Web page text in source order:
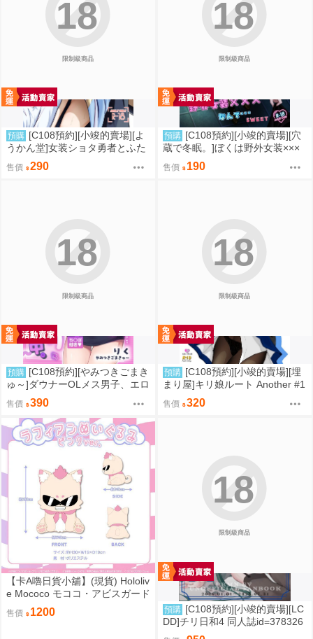
限制級商品
18
預購 [C108預約][小竣的賣場][よ
うかん堂]女装ショタ勇者とふた
なり僧侶 同人誌id=3783030
售價 290
限制級商品
18
預購 [C108預約][小竣的賣場][穴
蔵で冬眠。]ぼくは野外女装×××
なんて…SWEET 同人誌id=3774
615
售價 190
限制級商品
18
預購 [C108預約][やみつきごまき
ゅ～]ダウナーOLメス男子、エロ
がり残業中。【特典付】 同人誌i
d=3735920
售價 390
限制級商品
18
預購 [C108預約][小竣的賣場][埋
まり屋]キリ娘ルート Another #1
0 中編 ~浮気デート編~ 同人誌id
=3764106
售價 320
【卡A嚕日貨小舖】(現貨) Hololiv
e Mococo モココ・アビスガード
誕生日記念2024 ラフィアンぬい
ぐるみ ピンクver. 布偶
售價 1200
限制級商品
18
預購 [C108預約][小竣的賣場][LC
DD]チリ日和4 同人誌id=378326